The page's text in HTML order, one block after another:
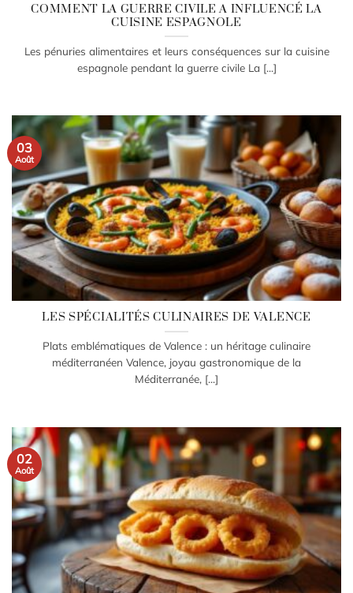
COMMENT LA GUERRE CIVILE A INFLUENCÉ LA
CUISINE ESPAGNOLE
Les pénuries alimentaires et leurs conséquences sur la cuisine
espagnole pendant la guerre civile La [...]
LES SPÉCIALITÉS CULINAIRES DE VALENCE
Plats emblématiques de Valence : un héritage culinaire
méditerranéen Valence, joyau gastronomique de la
Méditerranée, [...]
03
Août
02
Août